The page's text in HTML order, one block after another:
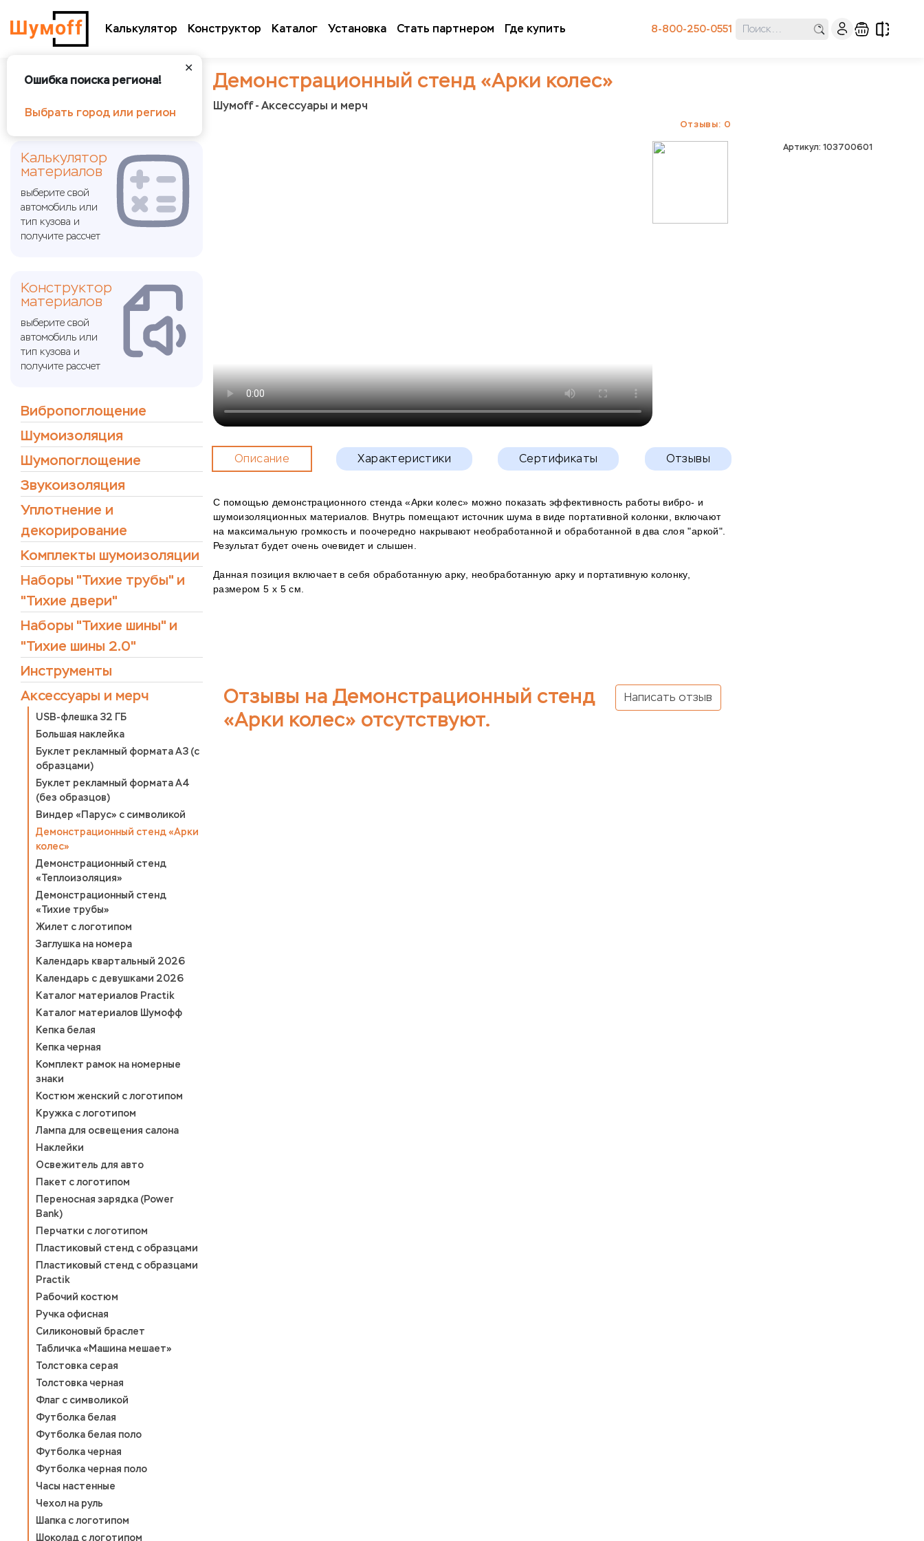
Калькулятор Конструктор Каталог Установка Стать партнером Где купить 8-800-250-0551
✕
Ошибка поиска региона!
Выбрать город или регион
Демонстрационный стенд «Арки колес»
Шумoff - Аксессуары и мерч
Отзывы: 0
Калькулятор
материалов
выберите свой
автомобиль или
тип кузова и
получите рассчет
Конструктор
материалов
выберите свой
автомобиль или
тип кузова и
получите рассчет
Вибропоглощение
Шумоизоляция
Шумопоглощение
Звукоизоляция
Уплотнение и
декорирование
Комплекты шумоизоляции
Наборы "Тихие трубы" и
"Тихие двери"
Наборы "Тихие шины" и
"Тихие шины 2.0"
Инструменты
Аксессуары и мерч
USB-флешка 32 ГБ
Большая наклейка
Буклет рекламный формата А3 (с
образцами)
Буклет рекламный формата А4
(без образцов)
Виндер «Парус» с символикой
Демонстрационный стенд «Арки
колес»
Демонстрационный стенд
«Теплоизоляция»
Демонстрационный стенд
«Тихие трубы»
Жилет с логотипом
Заглушка на номера
Календарь квартальный 2026
Календарь с девушками 2026
Каталог материалов Practik
Каталог материалов Шумофф
Кепка белая
Кепка черная
Комплект рамок на номерные
знаки
Костюм женский с логотипом
Кружка с логотипом
Лампа для освещения салона
Наклейки
Освежитель для авто
Пакет с логотипом
Переносная зарядка (Power
Bank)
Перчатки с логотипом
Пластиковый стенд с образцами
Пластиковый стенд с образцами
Practik
Рабочий костюм
Ручка офисная
Силиконовый браслет
Табличка «Машина мешает»
Толстовка серая
Толстовка черная
Флаг с символикой
Футболка белая
Футболка белая поло
Футболка черная
Футболка черная поло
Часы настенные
Чехол на руль
Шапка с логотипом
Шоколад с логотипом
Описание Характеристики Сертификаты Отзывы
С помощью демонстрационного стенда «Арки колес» можно показать эффективность работы вибро- и
шумоизоляционных материалов. Внутрь помещают источник шума в виде портативной колонки, включают
на максимальную громкость и поочередно накрывают необработанной и обработанной в два слоя "аркой".
Результат будет очень очевидет и слышен.
Данная позиция включает в себя обработанную арку, необработанную арку и портативную колонку,
размером 5 х 5 см.
Отзывы на Демонстрационный стенд
«Арки колес» отсутствуют.
Написать отзыв
Артикул: 103700601